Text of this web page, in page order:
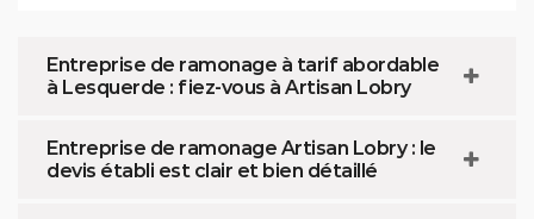
Entreprise de ramonage à tarif abordable
à Lesquerde : fiez-vous à Artisan Lobry
Entreprise de ramonage Artisan Lobry : le
devis établi est clair et bien détaillé